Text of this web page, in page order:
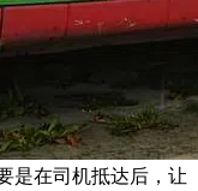
是在司机抵达后，让